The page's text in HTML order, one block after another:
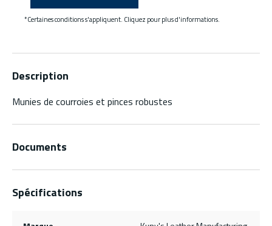
*Certaines conditions s'appliquent. Cliquez pour plus d'informations.
Description
Munies de courroies et pinces robustes
Documents
Spécifications